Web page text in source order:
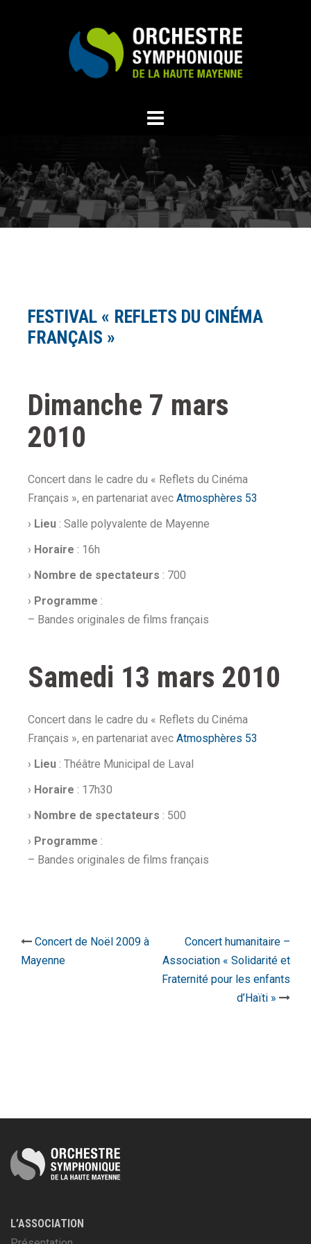
FESTIVAL « REFLETS DU CINÉMA
FRANÇAIS »
Dimanche 7 mars
2010
Concert dans le cadre du « Reflets du Cinéma
Français », en partenariat avec Atmosphères 53
› Lieu : Salle polyvalente de Mayenne
› Horaire : 16h
› Nombre de spectateurs : 700
› Programme :
– Bandes originales de films français
Samedi 13 mars 2010
Concert dans le cadre du « Reflets du Cinéma
Français », en partenariat avec Atmosphères 53
› Lieu : Théâtre Municipal de Laval
› Horaire : 17h30
› Nombre de spectateurs : 500
› Programme :
– Bandes originales de films français
Concert de Noël 2009 à
Mayenne
Concert humanitaire –
Association « Solidarité et
Fraternité pour les enfants
d’Haïti »
L’ASSOCIATION